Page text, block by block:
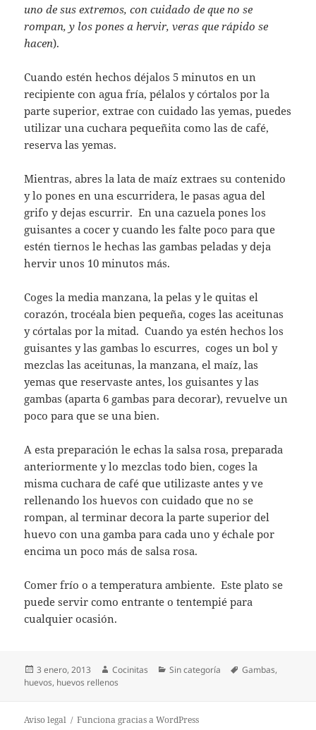
uno de sus extremos, con cuidado de que no se
rompan, y los pones a hervir, veras que rápido se
hacen).
Cuando estén hechos déjalos 5 minutos en un
recipiente con agua fría, pélalos y córtalos por la
parte superior, extrae con cuidado las yemas, puedes
utilizar una cuchara pequeñita como las de café,
reserva las yemas.
Mientras, abres la lata de maíz extraes su contenido
y lo pones en una escurridera, le pasas agua del
grifo y dejas escurrir. En una cazuela pones los
guisantes a cocer y cuando les falte poco para que
estén tiernos le hechas las gambas peladas y deja
hervir unos 10 minutos más.
Coges la media manzana, la pelas y le quitas el
corazón, trocéala bien pequeña, coges las aceitunas
y córtalas por la mitad. Cuando ya estén hechos los
guisantes y las gambas lo escurres, coges un bol y
mezclas las aceitunas, la manzana, el maíz, las
yemas que reservaste antes, los guisantes y las
gambas (aparta 6 gambas para decorar), revuelve un
poco para que se una bien.
A esta preparación le echas la salsa rosa, preparada
anteriormente y lo mezclas todo bien, coges la
misma cuchara de café que utilizaste antes y ve
rellenando los huevos con cuidado que no se
rompan, al terminar decora la parte superior del
huevo con una gamba para cada uno y échale por
encima un poco más de salsa rosa.
Comer frío o a temperatura ambiente. Este plato se
puede servir como entrante o tentempié para
cualquier ocasión.
Publicado
el
3 enero, 2013 Autor
Cocinitas Categorías
Sin categoría Etiquetas
Gambas,
huevos, huevos rellenos
Aviso legal Funciona gracias a WordPress